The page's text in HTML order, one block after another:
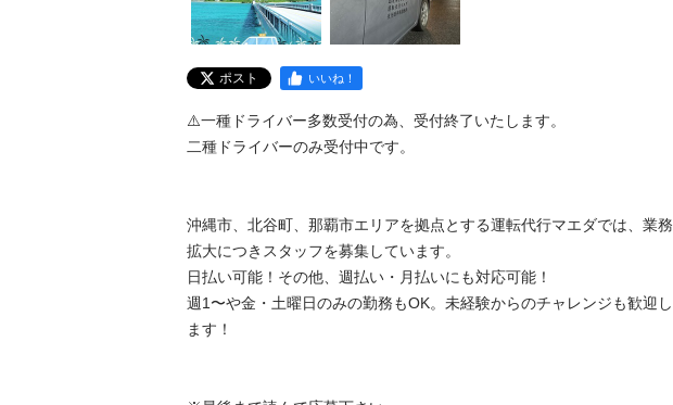
ポスト いいね！
⚠️一種ドライバー多数受付の為、受付終了いたします。
二種ドライバーのみ受付中です。
沖縄市、北谷町、那覇市エリアを拠点とする運転代行マエダでは、業務
拡大につきスタッフを募集しています。
日払い可能！その他、週払い・月払いにも対応可能！
週1〜や金・土曜日のみの勤務もOK。未経験からのチャレンジも歓迎し
ます！